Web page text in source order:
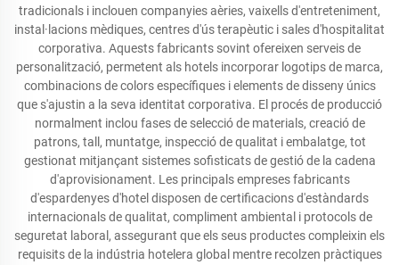
tradicionals i inclouen companyies aèries, vaixells d'entreteniment,
instal·lacions mèdiques, centres d'ús terapèutic i sales d'hospitalitat
corporativa. Aquests fabricants sovint ofereixen serveis de
personalització, permetent als hotels incorporar logotips de marca,
combinacions de colors específiques i elements de disseny únics
que s'ajustin a la seva identitat corporativa. El procés de producció
normalment inclou fases de selecció de materials, creació de
patrons, tall, muntatge, inspecció de qualitat i embalatge, tot
gestionat mitjançant sistemes sofisticats de gestió de la cadena
d'aprovisionament. Les principals empreses fabricants
d'espardenyes d'hotel disposen de certificacions d'estàndards
internacionals de qualitat, compliment ambiental i protocols de
seguretat laboral, assegurant que els seus productes compleixin els
requisits de la indústria hotelera global mentre recolzen pràctiques